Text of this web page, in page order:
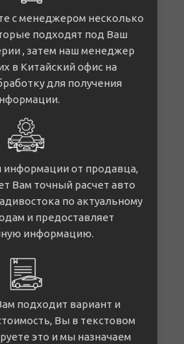
с менеджером несколько
подходят под Ваш
, затем наш менеджер
в Китайский офис на
для получения
информации от продавца,
Вам точный расчет авто
по актуальному
и предоставляет
информацию.
подходит вариант и
Вы в текстовом
это и мы назначаем